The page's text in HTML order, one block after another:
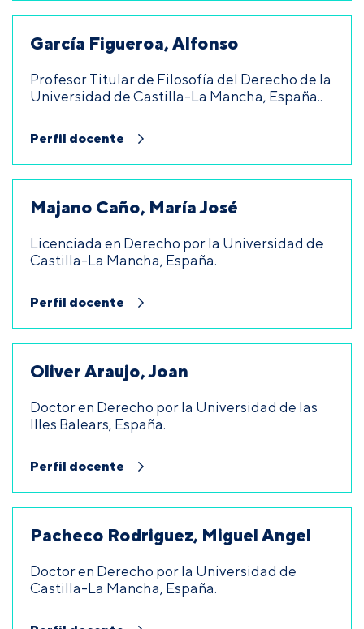
García Figueroa, Alfonso
Profesor Titular de Filosofía del Derecho de la
Universidad de Castilla-La Mancha, España..
Perfil docente
Majano Caño, María José
Licenciada en Derecho por la Universidad de
Castilla-La Mancha, España.
Perfil docente
Oliver Araujo, Joan
Doctor en Derecho por la Universidad de las
Illes Balears, España.
Perfil docente
Pacheco Rodriguez, Miguel Angel
Doctor en Derecho por la Universidad de
Castilla-La Mancha, España.